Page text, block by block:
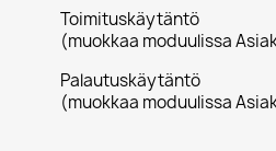
Toimituskäytäntö
(muokkaa moduulissa
Palautuskäytäntö
(muokkaa moduulissa